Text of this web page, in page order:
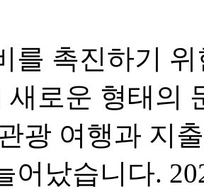
를 촉진하기
새로운 형태의
광 여행과 지
어났습니다.